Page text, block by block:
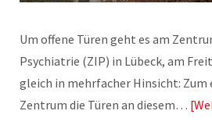
Um offene Türen geht es am
Psychiatrie (ZIP) in Lübeck, am
gleich in mehrfacher Hinsicht: Zum
Zentrum die Türen an diesem…